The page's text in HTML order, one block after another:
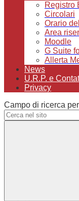
Registro
Circolari
Orario
Area
Moodle
G Suite
Allerta
News
U.R.P. e
Privacy
Campo di ricerca